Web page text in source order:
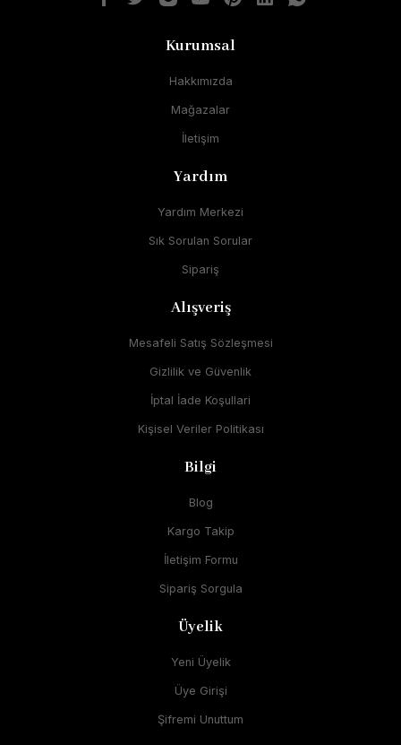
Kurumsal
Hakkımızda
Mağazalar
İletişim
Yardım
Yardım Merkezi
Sık Sorulan Sorular
Sipariş
Alışveriş
Mesafeli Satış Sözleşmesi
Gizlilik ve Güvenlik
İptal İade Koşullari
Kişisel Veriler Politikası
Bilgi
Blog
Kargo Takip
İletişim Formu
Sipariş Sorgula
Üyelik
Yeni Üyelik
Üye Girişi
Şifremi Unuttum